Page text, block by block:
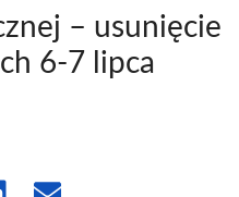
– usunięcie
6-7 lipca